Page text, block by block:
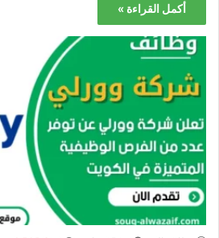
أكمل القراءة »